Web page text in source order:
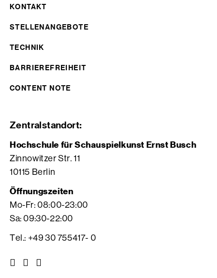
KONTAKT
STELLENANGEBOTE
TECHNIK
BARRIEREFREIHEIT
CONTENT NOTE
Zentralstandort:
Hochschule für Schauspielkunst Ernst Busch
Zinnowitzer Str. 11
10115 Berlin
Öffnungszeiten
Mo-Fr: 08:00-23:00
Sa: 09:30-22:00
Tel.: +49 30 755417- 0